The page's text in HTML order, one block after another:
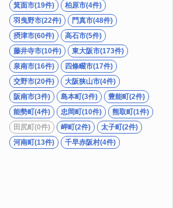
箕面市(19件)
柏原市(4件)
羽曳野市(22件)
門真市(48件)
摂津市(60件)
高石市(5件)
藤井寺市(10件)
東大阪市(173件)
泉南市(16件)
四條畷市(17件)
交野市(20件)
大阪狭山市(4件)
阪南市(3件)
島本町(3件)
豊能町(2件)
能勢町(4件)
忠岡町(10件)
熊取町(1件)
田尻町(0件)
岬町(2件)
太子町(2件)
河南町(13件)
千早赤阪村(4件)